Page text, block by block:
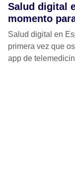
Salud digital
momento
Salud digital en
primera vez que
app de